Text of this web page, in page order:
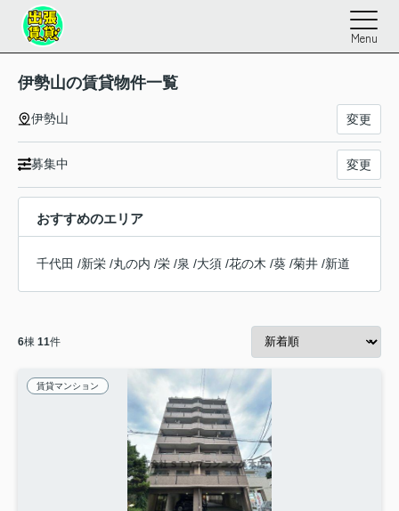
Menu
伊勢山の賃貸物件一覧
伊勢山 変更
募集中 変更
おすすめのエリア
千代田 /新栄 /丸の内 /栄 /泉 /大須 /花の木 /葵 /菊井 /新道
6棟 11件
賃貸マンション